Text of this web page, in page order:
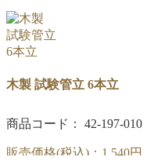
木製 試験管立て SiTATE121X 組立タイプ
木製 試験管立 6本立
商品コード： 42-197-010
販売価格(税込)： 1,540円